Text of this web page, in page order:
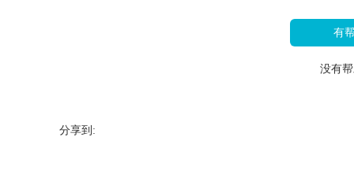
有
没有
分享到: